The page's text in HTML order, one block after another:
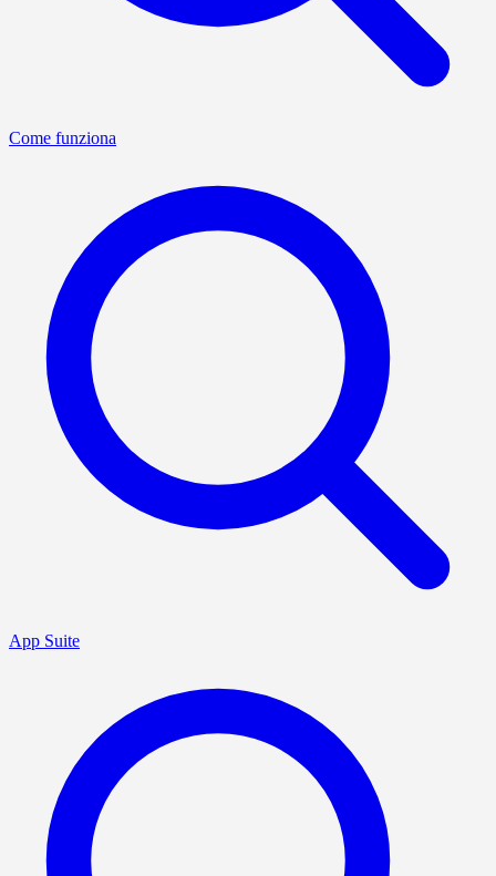
Come funziona
App Suite